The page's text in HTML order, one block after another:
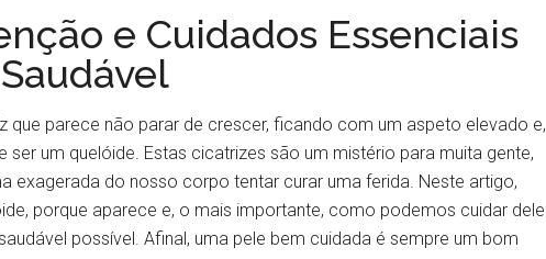
e Cuidados Essenciais
que parece não parar de crescer, ficando com um aspeto elevado e,
um quelóide. Estas cicatrizes são um mistério para muita gente,
exagerada do nosso corpo tentar curar uma ferida. Neste artigo,
porque aparece e, o mais importante, como podemos cuidar dele
possível. Afinal, uma pele bem cuidada é sempre um bom